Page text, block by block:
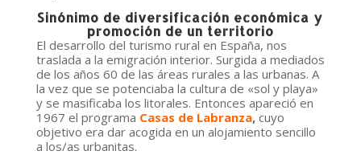
Sinónimo de diversificación económica y
promoción de un territorio
El desarrollo del turismo rural en España, nos
traslada a la emigración interior. Surgida a mediados
de los años 60 de las áreas rurales a las urbanas. A
la vez que se potenciaba la cultura de «sol y playa»
y se masificaba los litorales. Entonces apareció en
1967 el programa Casas de Labranza,cuyo
objetivo era dar acogida en un alojamiento sencillo
a los/as urbanitas.